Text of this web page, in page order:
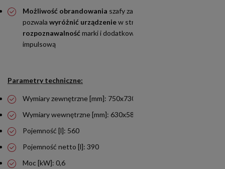
Możliwość obrandowania szafy za dopłatą – oklejenie
pozwala wyróżnić urządzeniew strefie sprzedaży,
rozpoznawalność marki i dodatkowo
impulsową
Parametry techniczne:
Wymiary zewnętrzne [mm]: 750x730x2003
Wymiary wewnętrzne [mm]: 630x580x1538
Pojemność [l]: 560
Pojemność netto [l]: 390
Moc [kW]: 0,6